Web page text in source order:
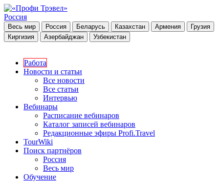
Россия
Весь мир Россия Беларусь Казахстан Армения
Грузия
Киргизия
Азербайджан Узбекистан
Работа
Новости и статьи
Все новости
Все статьи
Интервью
Вебинары
Расписание вебинаров
Каталог записей вебинаров
Редакционные эфиры Profi.Travel
TourWiki
Поиск партнёров
Россия
Весь мир
Обучение